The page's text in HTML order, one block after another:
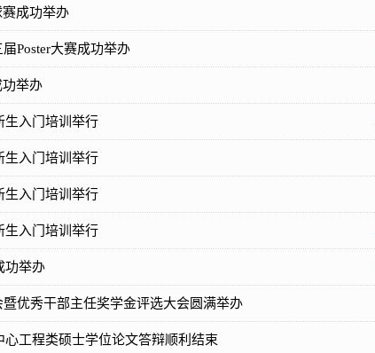
成功举办
Poster大赛成功举办
功举办
生入门培训举行
生入门培训举行
生入门培训举行
生入门培训举行
功举办
优秀干部主任奖学金评选大会圆满举办
工程类硕士学位论文答辩顺利结束